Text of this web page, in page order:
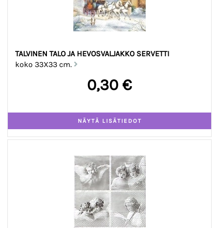
TALVINEN TALO JA HEVOSVALJAKKO SERVETTI
koko 33X33 cm.
0,30 €